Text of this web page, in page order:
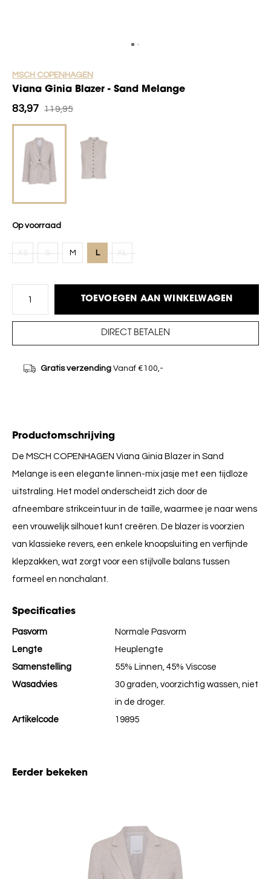
MSCH COPENHAGEN
Viana Ginia Blazer - Sand Melange
83,97 119,95
Op voorraad
XS S M L XL
TOEVOEGEN AAN WINKELWAGEN
DIRECT BETALEN
Gratis verzendingVanaf €100,-
Productomschrijving
De MSCH COPENHAGEN Viana Ginia Blazer in Sand
Melange is een elegante linnen-mix jasje met een tijdloze
uitstraling. Het model onderscheidt zich door de
afneembare strikceintuur in de taille, waarmee je naar wens
een vrouwelijk silhouet kunt creëren. De blazer is voorzien
van klassieke revers, een enkele knoopsluiting en verfijnde
klepzakken, wat zorgt voor een stijlvolle balans tussen
formeel en nonchalant.
Specificaties
Pasvorm
Normale Pasvorm
Lengte
Heuplengte
Samenstelling
55% Linnen, 45% Viscose
Wasadvies
30 graden, voorzichtig wassen, niet
in de droger.
Artikelcode
19895
Eerder bekeken